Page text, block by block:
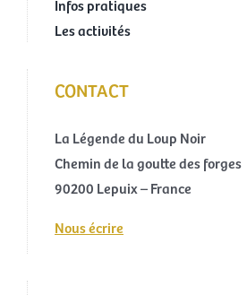
Infos pratiques
Les activités
CONTACT
La Légende du Loup Noir
Chemin de la goutte des forges
90200 Lepuix – France
Nous écrire